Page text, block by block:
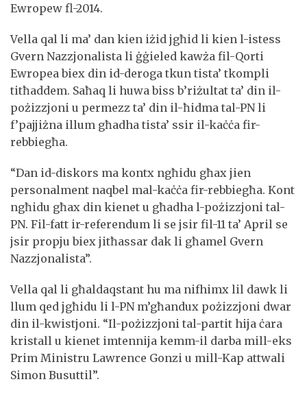
Ewropew fl-2014.
Vella qal li ma’ dan kien iżid jgħid li kien l-istess
Gvern Nazzjonalista li ġġieled kawża fil-Qorti
Ewropea biex din id-deroga tkun tista’ tkompli
titħaddem. Saħaq li huwa biss b’riżultat ta’ din il-
pożizzjoni u permezz ta’ din il-ħidma tal-PN li
f’pajjiżna illum għadha tista’ ssir il-kaċċa fir-
rebbiegħa.
“Dan id-diskors ma kontx ngħidu għax jien
personalment naqbel mal-kaċċa fir-rebbiegħa. Kont
ngħidu għax din kienet u għadha l-pożizzjoni tal-
PN. Fil-fatt ir-referendum li se jsir fil-11 ta’ April se
jsir propju biex jitħassar dak li għamel Gvern
Nazzjonalista”.
Vella qal li għaldaqstant hu ma nifhimx lil dawk li
llum qed jgħidu li l-PN m’għandux pożizzjoni dwar
din il-kwistjoni. “Il-pożizzjoni tal-partit hija ċara
kristall u kienet imtennija kemm-il darba mill-eks
Prim Ministru Lawrence Gonzi u mill-Kap attwali
Simon Busuttil”.